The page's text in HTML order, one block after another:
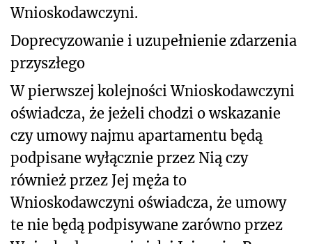
Wnioskodawczyni.
Doprecyzowanie i uzupełnienie zdarzenia
przyszłego
W pierwszej kolejności Wnioskodawczyni
oświadcza, że jeżeli chodzi o wskazanie
czy umowy najmu apartamentu będą
podpisane wyłącznie przez Nią czy
również przez Jej męża to
Wnioskodawczyni oświadcza, że umowy
te nie będą podpisywane zarówno przez